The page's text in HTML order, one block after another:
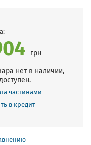
грн
нет в наличии,
частинами
в кредит